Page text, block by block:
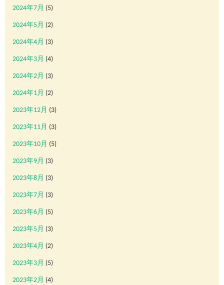
2024年7月 (5)
2024年5月 (2)
2024年4月 (3)
2024年3月 (4)
2024年2月 (3)
2024年1月 (2)
2023年12月 (3)
2023年11月 (3)
2023年10月 (5)
2023年9月 (3)
2023年8月 (3)
2023年7月 (3)
2023年6月 (5)
2023年5月 (3)
2023年4月 (2)
2023年3月 (5)
2023年2月 (4)